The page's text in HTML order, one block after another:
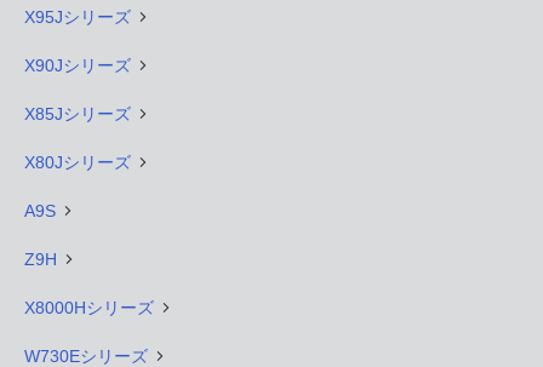
X95Jシリーズ
X90Jシリーズ
X85Jシリーズ
X80Jシリーズ
A9S
Z9H
X8000Hシリーズ
W730Eシリーズ